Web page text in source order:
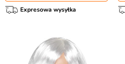
Expresowa wysyłka